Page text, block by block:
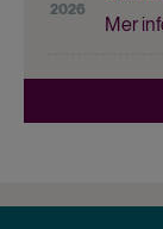
2026
Mer